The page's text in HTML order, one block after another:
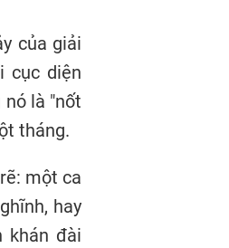
của giải
cục diện
nó là "nốt
tháng.
một ca
hay
khán đài